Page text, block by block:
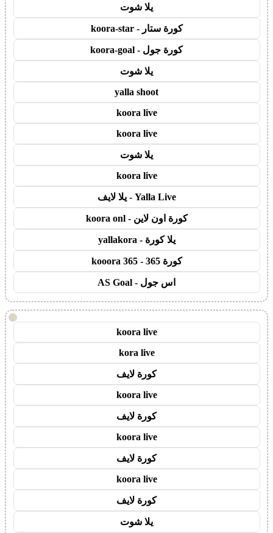
يلا شوت
كورة ستار - koora-star
كورة جول - koora-goal
يلا شوت
yalla shoot
koora live
koora live
يلا شوت
koora live
Yalla Live - يلا لايف
كورة اون لاين - koora onl
يلا كورة - yallakora
كورة 365 - kooora 365
اس جول - AS Goal
!
koora live
kora live
كورة لايف
koora live
كورة لايف
koora live
كورة لايف
koora live
كورة لايف
يلا شوت